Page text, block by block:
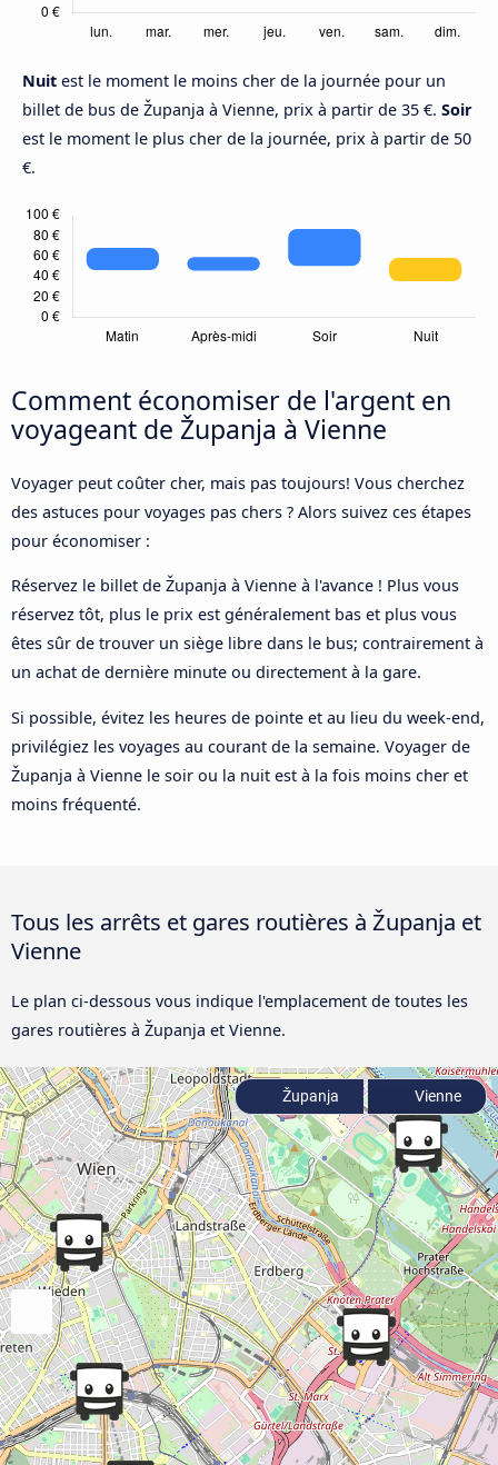
Nuit est le moment le moins cher de la journée pour un
billet de bus de Županja à Vienne, prix à partir de 35 €. Soir
est le moment le plus cher de la journée, prix à partir de 50
€.
Comment économiser de l'argent en
voyageant de Županja à Vienne
Voyager peut coûter cher, mais pas toujours! Vous cherchez
des astuces pour voyages pas chers ? Alors suivez ces étapes
pour économiser :
Réservez le billet de Županja à Vienne à l'avance ! Plus vous
réservez tôt, plus le prix est généralement bas et plus vous
êtes sûr de trouver un siège libre dans le bus; contrairement à
un achat de dernière minute ou directement à la gare.
Si possible, évitez les heures de pointe et au lieu du week-end,
privilégiez les voyages au courant de la semaine. Voyager de
Županja à Vienne le soir ou la nuit est à la fois moins cher et
moins fréquenté.
Tous les arrêts et gares routières à Županja et
Vienne
Le plan ci-dessous vous indique l'emplacement de toutes les
gares routières à Županja et Vienne.
Županja Vienne